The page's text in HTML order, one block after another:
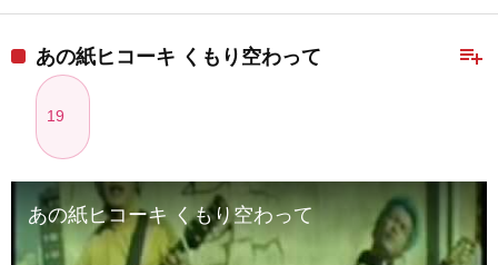
playlist_add
あの紙ヒコーキ くもり空わって
19
あの紙ヒコーキ くもり空わって